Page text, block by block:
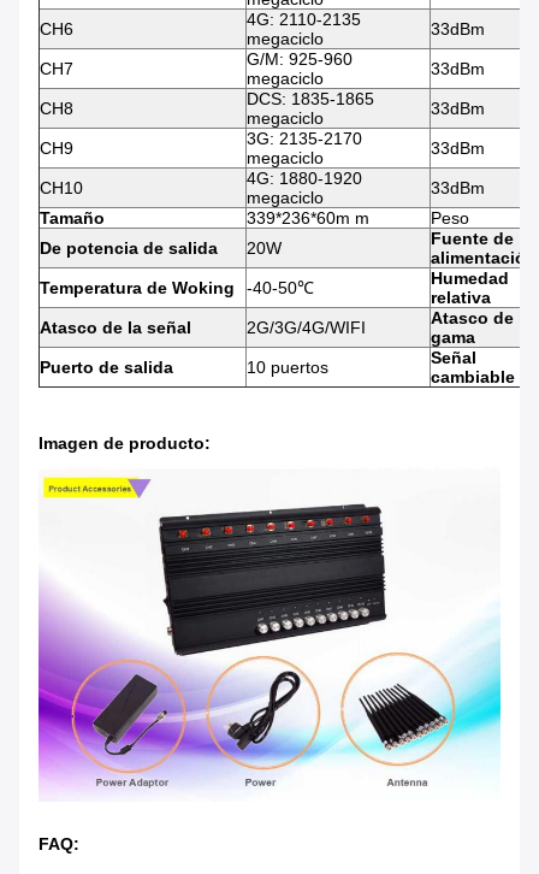
CH6
4G: 2110-2135
megaciclo
33dBm
CH7
G/M: 925-960
megaciclo
33dBm
CH8
DCS: 1835-1865
megaciclo
33dBm
CH9
3G: 2135-2170
megaciclo
33dBm
CH10
4G: 1880-1920
megaciclo
33dBm
Tamaño
339*236*60m m
Peso
De potencia de salida
20W
Fuente de
alimentación
Temperatura de Woking
-40-50℃
Humedad
relativa
Atasco de la señal
2G/3G/4G/WIFI
Atasco de la
gama
Puerto de salida
10 puertos
Señal
cambiable
Imagen de producto:
FAQ: